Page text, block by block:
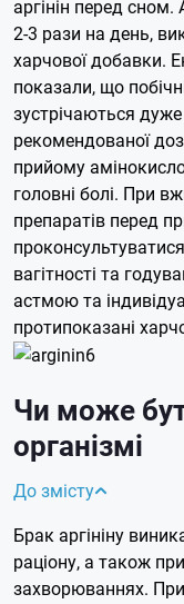
аргінін перед
2-3 рази на день,
харчової добавки.
показали, що
зустрічаються
рекомендованої
прийому
головні болі. При
препаратів перед
вагітності та
астмою та
протипоказані
Чи може
організмі
До змісту
Брак аргініну
раціону, а також
захворюваннях. При